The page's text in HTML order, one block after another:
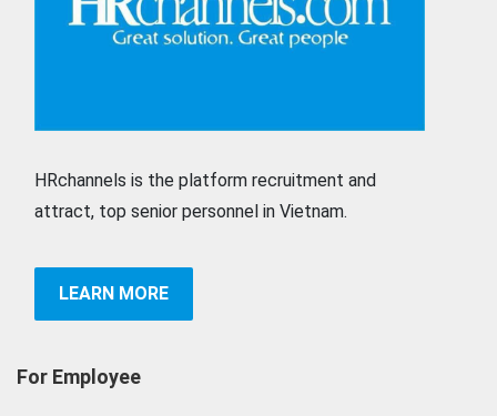
HRchannels is the platform recruitment and
attract, top senior personnel in Vietnam.
LEARN MORE
For Employee